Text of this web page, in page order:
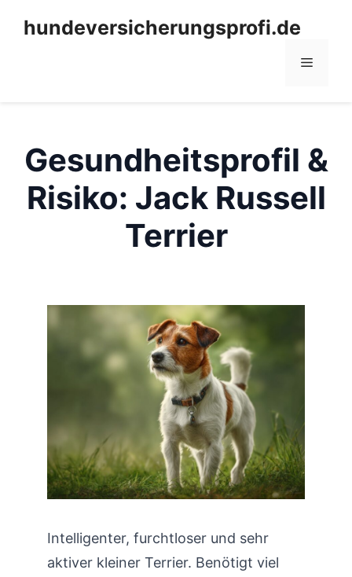
Inhalthundeversicherungsprofi.de
Menü
Gesundheitsprofil &
Risiko: Jack Russell
Terrier
Intelligenter, furchtloser und sehr
aktiver kleiner Terrier. Benötigt viel